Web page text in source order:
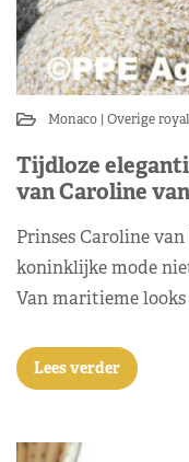
Monaco Overige
Tijdloze
van Caroline
Prinses Caroline
koninklijke mode
Van maritieme
Lees verder